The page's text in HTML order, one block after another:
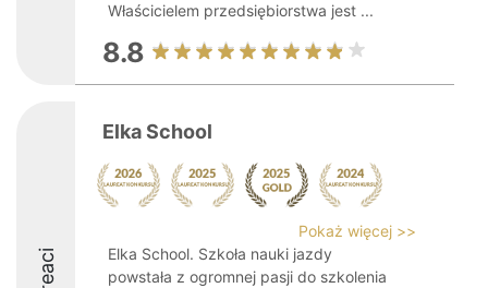
Właścicielem przedsiębiorstwa jest ...
8.8
Elka School
Pokaż więcej >>
Elka School. Szkoła nauki jazdy
powstała z ogromnej pasji do szkolenia